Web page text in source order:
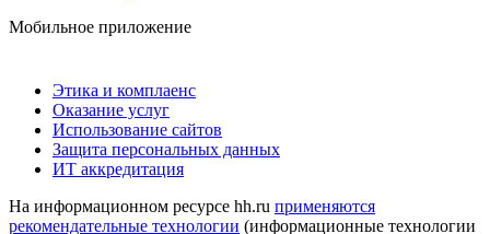
Мобильное приложение
Этика и комплаенс
Оказание услуг
Использование сайтов
Защита персональных данных
ИТ аккредитация
На информационном ресурсе hh.ru применяются
рекомендательные технологии (информационные технологии